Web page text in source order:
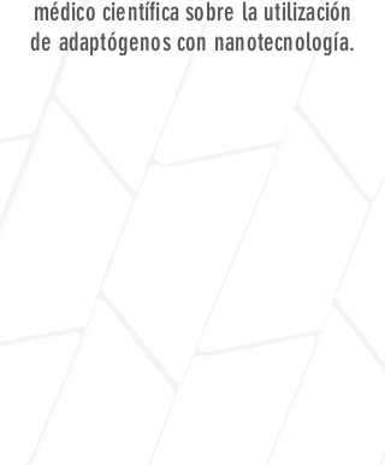
médico científica sobre la utilización
de adaptógenos con nanotecnología.